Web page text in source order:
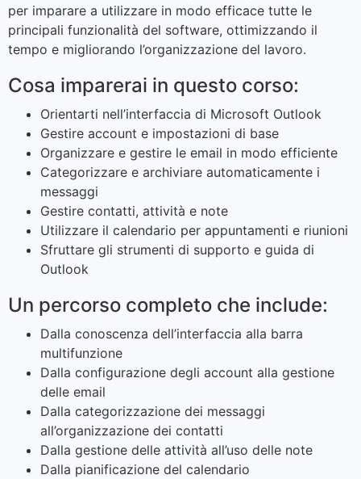
per imparare a utilizzare in modo efficace tutte le
principali funzionalità del software, ottimizzando il
tempo e migliorando l’organizzazione del lavoro.
Cosa imparerai in questo corso:
Orientarti nell’interfaccia di Microsoft Outlook
Gestire account e impostazioni di base
Organizzare e gestire le email in modo efficiente
Categorizzare e archiviare automaticamente i
messaggi
Gestire contatti, attività e note
Utilizzare il calendario per appuntamenti e riunioni
Sfruttare gli strumenti di supporto e guida di
Outlook
Un percorso completo che include:
Dalla conoscenza dell’interfaccia alla barra
multifunzione
Dalla configurazione degli account alla gestione
delle email
Dalla categorizzazione dei messaggi
all’organizzazione dei contatti
Dalla gestione delle attività all’uso delle note
Dalla pianificazione del calendario